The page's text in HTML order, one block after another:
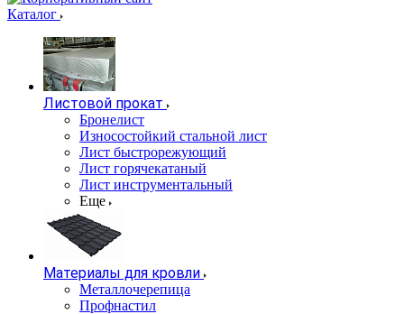
Каталог
Листовой прокат
Бронелист
Износостойкий стальной лист
Лист быстрорежующий
Лист горячекатаный
Лист инструментальный
Еще
Материалы для кровли
Металлочерепица
Профнастил